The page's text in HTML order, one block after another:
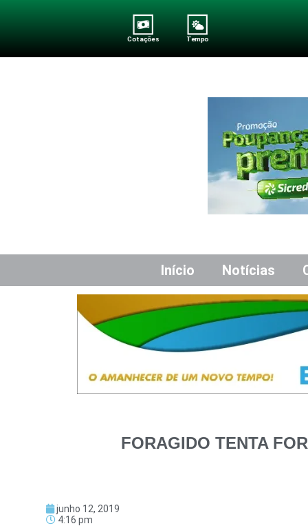
Cotações Tempo
Início Notícias
FORAGIDO TENTA
junho 12, 2019
4:16 pm